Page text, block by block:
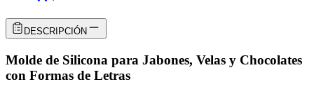
DESCRIPCIÓN
Molde de Silicona para Jabones, Velas y Chocolates
con Formas de Letras